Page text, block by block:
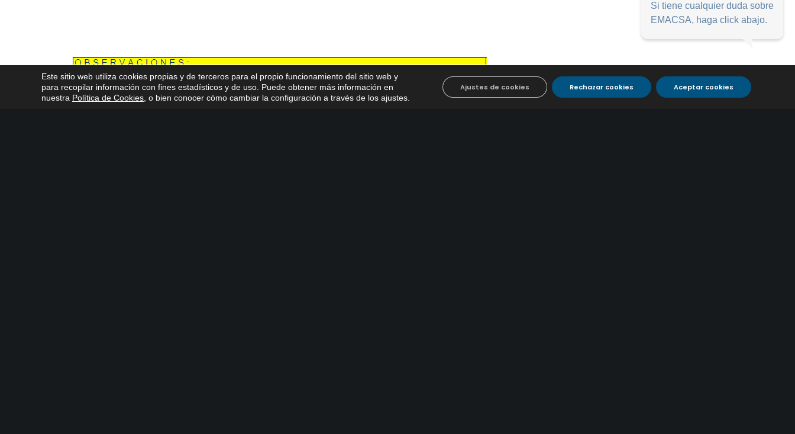
Este sitio web utiliza cookies propias y de terceros para el propio funcionamiento del sitio web y
para recopilar información con fines estadísticos y de uso. Puede obtener más información en
nuestra Política de Cookies , o bien conocer cómo cambiar la configuración a través de los ajustes
Aceptar cookies
Rechazar cookies
Ajustes de cookies
Si tiene cualquier duda sobre
EMACSA, haga click abajo.